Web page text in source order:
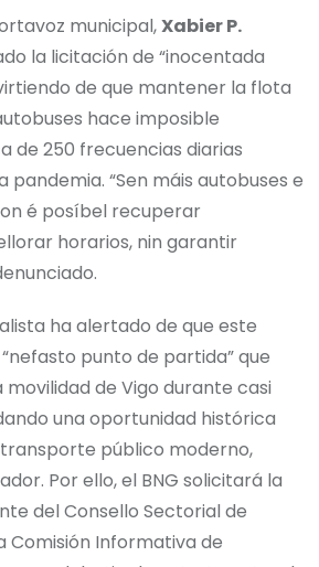
municipal,Xabier P.
la licitación de “inocentada
de que mantener la flota
hace imposible
de 250 frecuencias diarias
pandemia. “Sen máis autobuses e
é posíbel recuperar
horarios, nin garantir
ha alertado de que este
punto de partida” que
de Vigo durante casi
una oportunidad histórica
público moderno,
Por ello, el BNG solicitará la
del Consello Sectorial de
Comisión Informativa de